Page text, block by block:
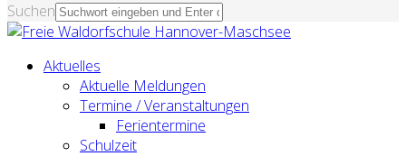
Suchen
Aktuelles
Aktuelle Meldungen
Termine / Veranstaltungen
Ferientermine
Schulzeit